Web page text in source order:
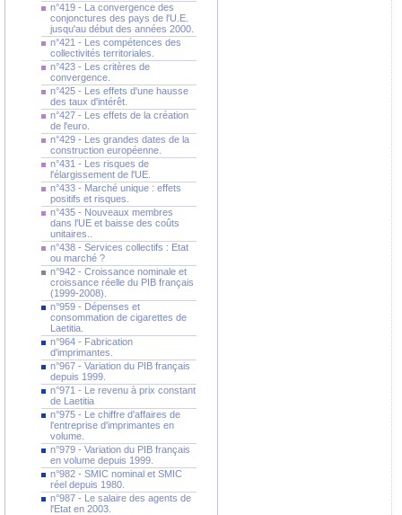
n°419 - La convergence des
conjonctures des pays de l'U.E.
jusqu'au début des années 2000.
n°421 - Les compétences des
collectivités territoriales.
n°423 - Les critères de
convergence.
n°425 - Les effets d'une hausse
des taux d'intérêt.
n°427 - Les effets de la création
de l'euro.
n°429 - Les grandes dates de la
construction européenne.
n°431 - Les risques de
l'élargissement de l'UE.
n°433 - Marché unique : effets
positifs et risques.
n°435 - Nouveaux membres
dans l'UE et baisse des coûts
unitaires..
n°438 - Services collectifs : Etat
ou marché ?
n°942 - Croissance nominale et
croissance réelle du PIB français
(1999-2008).
n°959 - Dépenses et
consommation de cigarettes de
Laetitia.
n°964 - Fabrication
d'imprimantes.
n°967 - Variation du PIB français
depuis 1999.
n°971 - Le revenu à prix constant
de Laetitia
n°975 - Le chiffre d'affaires de
l'entreprise d'imprimantes en
volume.
n°979 - Variation du PIB français
en volume depuis 1999.
n°982 - SMIC nominal et SMIC
réel depuis 1980.
n°987 - Le salaire des agents de
l'Etat en 2003.